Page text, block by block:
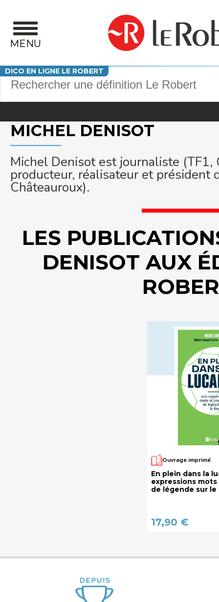
MENU
DICO EN LIGNE LE ROBERT
Votre recherche
MICHEL DENISOT
Michel Denisot est journaliste (TF1,
producteur, réalisateur et président
Châteauroux).
LES
DENISOT AUX
Ouvrage imprimé
En plein dans la
expressions
de légende sur
17,90 €